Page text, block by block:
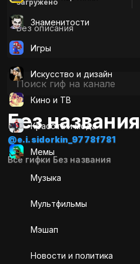
Знаменитости
Игры
Искусcтво и дизайн
Кино и ТВ
Красота и мода
Мемы
Музыка
Мультфильмы
Мэшап
Новости и политика
Загружено
Без описания
Без названия
@e.i.sidorkin_9778f781
Все гифки Без названия